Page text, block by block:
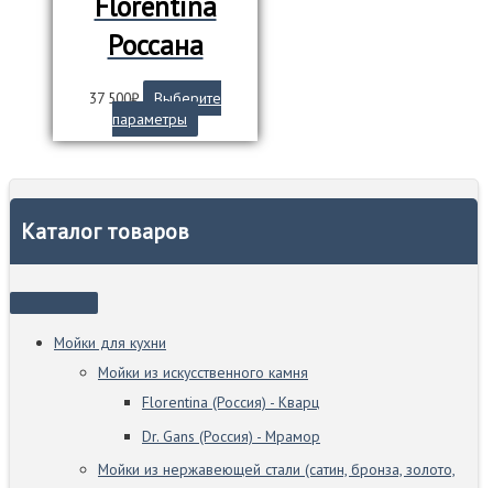
Каталог товаров
Мойки для кухни
Мойки из искусственного камня
Florentina (Россия) - Кварц
Dr. Gans (Россия) - Мрамор
Мойки из нержавеющей стали (сатин, бронза, золото,
Florentina
Россана
37 500₽
Выберите
параметры
Этот
товар
несколько
вариаций.
выбрать